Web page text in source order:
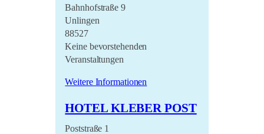
Umsonst und Draussen
Bahnhofstraße 9
Unlingen
88527
Keine bevorstehenden
Veranstaltungen
Weitere Informationen
HOTEL KLEBER POST
Poststraße 1